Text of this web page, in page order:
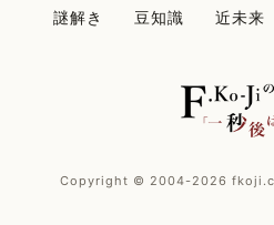
謎解き
豆知識 近未来
Copyright © 2004-2026